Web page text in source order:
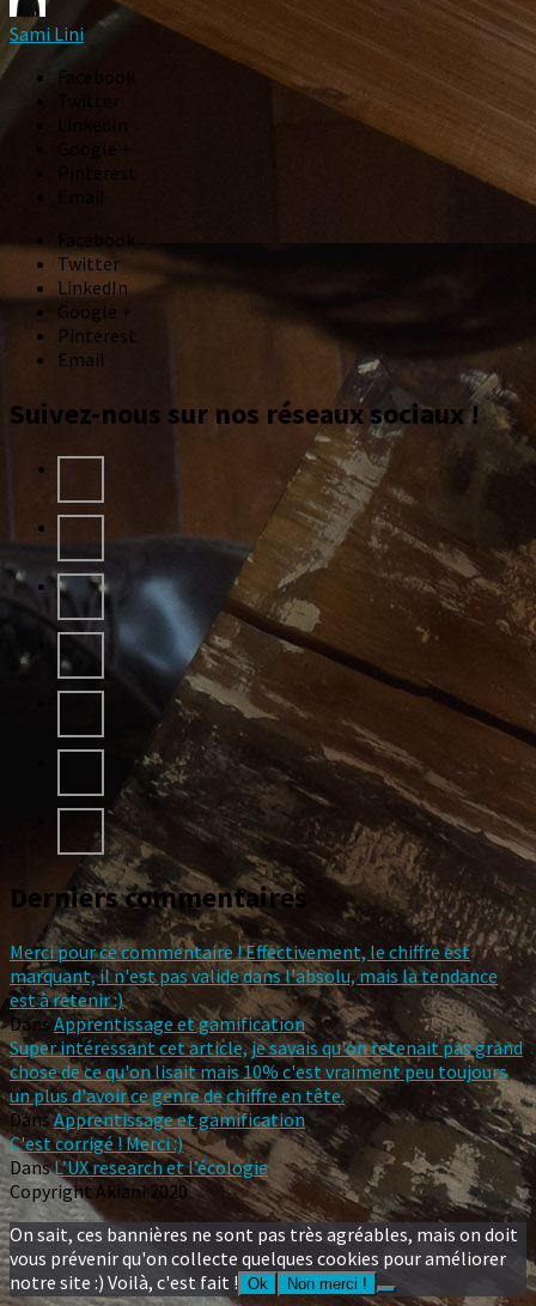
Sami Lini
Facebook
Twitter
LinkedIn
Google +
Pinterest
Email
Facebook
Twitter
LinkedIn
Google +
Pinterest
Email
Suivez-nous sur nos réseaux sociaux !
Derniers commentaires
Merci pour ce commentaire ! Effectivement, le chiffre est
marquant, il n'est pas valide dans l'absolu, mais la tendance
est à retenir :)
DansApprentissage et gamification
Super intéressant cet article, je savais qu'on retenait pas grand
chose de ce qu'on lisait mais 10% c'est vraiment peu toujours
un plus d'avoir ce genre de chiffre en tête.
DansApprentissage et gamification
C'est corrigé ! Merci :)
DansL’UX research et l’écologie
Copyright Akiani 2020
On sait, ces bannières ne sont pas très agréables, mais on doit
vous prévenir qu'on collecte quelques cookies pour améliorer
notre site :) Voilà, c'est fait ! Ok Non merci !